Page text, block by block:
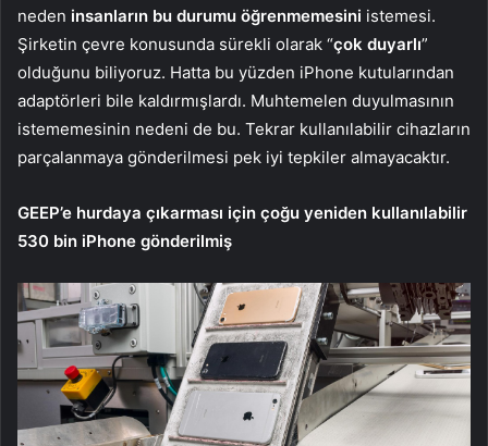
neden insanların bu durumu öğrenmemesini istemesi.
Şirketin çevre konusunda sürekli olarak “çok duyarlı”
olduğunu biliyoruz. Hatta bu yüzden iPhone kutularından
adaptörleri bile kaldırmışlardı. Muhtemelen duyulmasının
istememesinin nedeni de bu. Tekrar kullanılabilir cihazların
parçalanmaya gönderilmesi pek iyi tepkiler almayacaktır.
GEEP’e hurdaya çıkarması için çoğu yeniden kullanılabilir
530 bin iPhone gönderilmiş